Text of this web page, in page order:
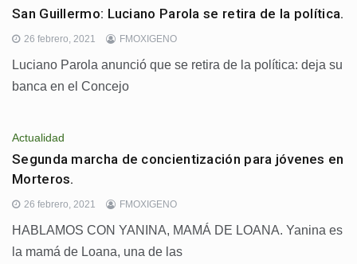
San Guillermo: Luciano Parola se retira de la política.
26 febrero, 2021 FMOXIGENO
Luciano Parola anunció que se retira de la política: deja su
banca en el Concejo
Actualidad
Segunda marcha de concientización para jóvenes en
Morteros.
26 febrero, 2021 FMOXIGENO
HABLAMOS CON YANINA, MAMÁ DE LOANA. Yanina es
la mamá de Loana, una de las